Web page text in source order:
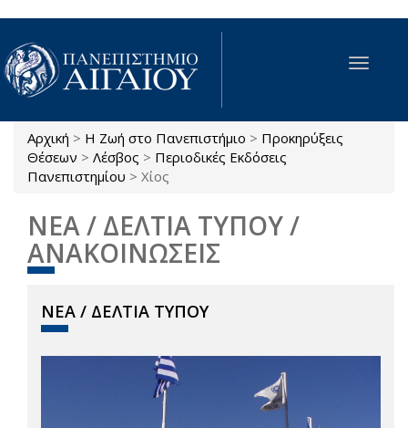
Παράκαμψη προς το κυρίως περιεχόμενο
Toggle
Είστε εδώ
Αρχική > Η Ζωή στο Πανεπιστήμιο > Προκηρύξεις
Θέσεων > Λέσβος > Περιοδικές Εκδόσεις
Πανεπιστημίου > Χίος
ΝΕΑ / ΔΕΛΤΙΑ ΤΥΠΟΥ /
ΑΝΑΚΟΙΝΩΣΕΙΣ
ΝΕΑ / ΔΕΛΤΙΑ ΤΥΠΟΥ